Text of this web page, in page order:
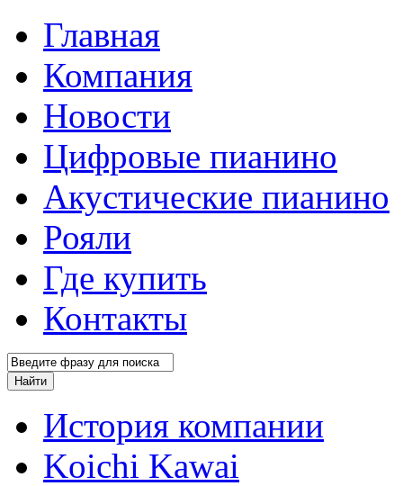
Главная
Компания
Новости
Цифровые пианино
Акустические пианино
Рояли
Где купить
Контакты
История компании
Koichi Kawai